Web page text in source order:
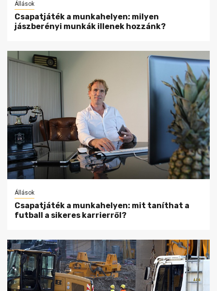
Állások
Csapatjáték a munkahelyen: milyen
jászberényi munkák illenek hozzánk?
Állások
Csapatjáték a munkahelyen: mit taníthat a
futball a sikeres karrierről?